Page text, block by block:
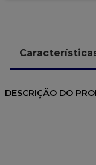
DESCRIÇÃO DO